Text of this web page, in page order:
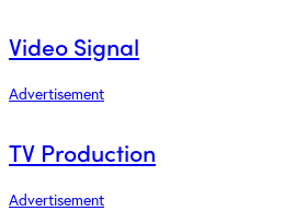
Video Signal
Advertisement
TV Production
Advertisement